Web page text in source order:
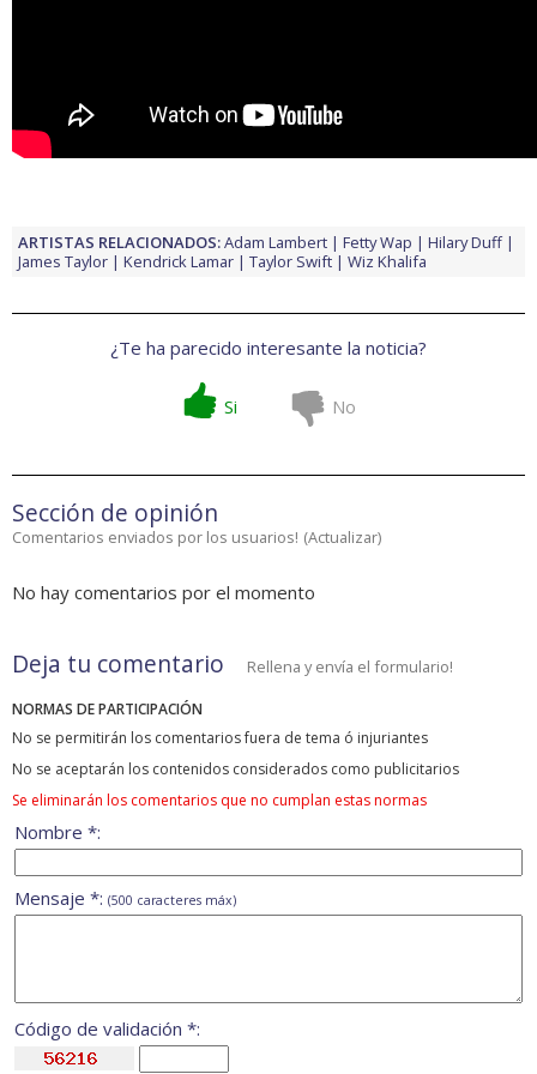
ARTISTAS RELACIONADOS:Adam Lambert Fetty Wap
Hilary Duff
James Taylor
Kendrick Lamar Taylor Swift Wiz Khalifa
¿Te ha parecido interesante la noticia?
Si No
Sección de opinión
Comentarios enviados por los usuarios! (Actualizar)
No hay comentarios por el momento
Deja tu comentario Rellena y envía el formulario!
NORMAS DE PARTICIPACIÓN
No se permitirán los comentarios fuera de tema ó injuriantes
No se aceptarán los contenidos considerados como publicitarios
Se eliminarán los comentarios que no cumplan estas normas
Nombre *:
Mensaje *: (500 caracteres máx)
Código de validación *: